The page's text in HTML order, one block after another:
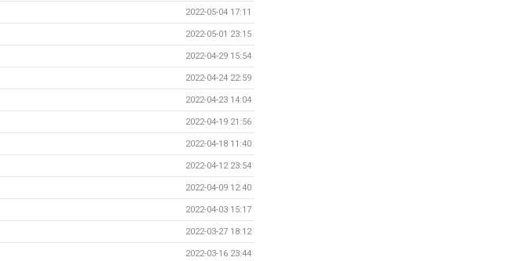
2022-05-04 17:11
2022-05-01 23:15
2022-04-29 15:54
2022-04-24 22:59
2022-04-23 14:04
2022-04-19 21:56
2022-04-18 11:40
2022-04-12 23:54
2022-04-09 12:40
2022-04-03 15:17
2022-03-27 18:12
2022-03-16 23:44